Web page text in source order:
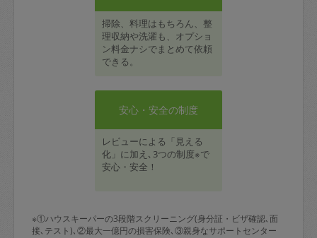
掃除、料理はもちろん、整
理収納や洗濯も、オプショ
ン料金ナシでまとめて依頼
できる。
安心・安全の制度
レビューによる「見える
化」に加え､3つの制度※で
安心・安全！
※①ハウスキーパーの3段階スクリーニング(身分証・ビザ確認､面
接､テスト)､②最大一億円の損害保険､③親身なサポートセンター